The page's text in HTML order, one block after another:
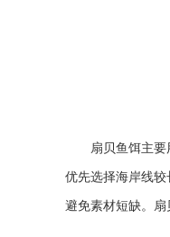
扇贝鱼饵主
优先选择海岸线
避免素材短缺。扇